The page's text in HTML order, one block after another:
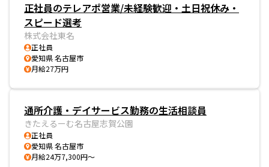
正社員のテレアポ営業/未経験歓迎・土日祝休み・
スピード選考
株式会社東名
正社員
愛知県 名古屋市
月給27万円
通所介護・デイサービス勤務の生活相談員
きたえるーむ名古屋志賀公園
正社員
愛知県 名古屋市
月給24万7,300円～